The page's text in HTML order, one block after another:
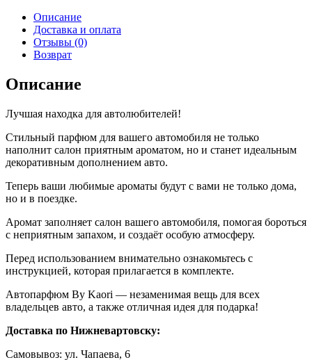
Описание
Доставка и оплата
Отзывы (0)
Возврат
Описание
Лучшая находка для автолюбителей!
Стильный парфюм для вашего автомобиля не только
наполнит салон приятным ароматом, но и станет идеальным
декоративным дополнением авто.
Теперь ваши любимые ароматы будут с вами не только дома,
но и в поездке.
Аромат заполняет салон вашего автомобиля, помогая бороться
с неприятным запахом, и создаёт особую атмосферу.
Перед использованием внимательно ознакомьтесь с
инструкцией, которая прилагается в комплекте.
Автопарфюм By Kaori — незаменимая вещь для всех
владельцев авто, а также отличная идея для подарка!
Доставка по Нижневартовску:
Самовывоз: ул. Чапаева, 6